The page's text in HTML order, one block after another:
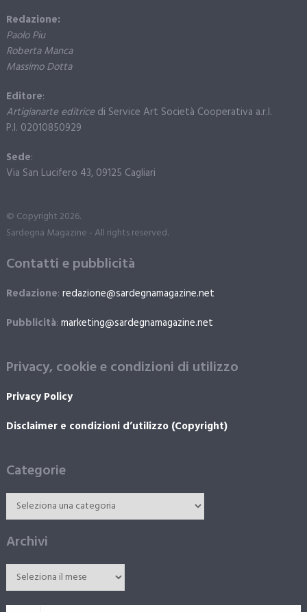
Redazione:
Paolo Piu
Roberta Manca
Massimo Dotta
Editore:
Artigianarte editricedi Service Art Società Cooperativa a.r.l.
P.I. 02010850929
Sede:
Via San Lucifero 43, 09125 Cagliari
© Copyright 2026.
Sardegna Magazine - All rights reserved.
Contatti e pubblicità
Redazione: redazione@sardegnamagazine.net
Pubblicità: marketing@sardegnamagazine.net
Privacy, cookie e condizioni di utilizzo
Privacy Policy
Disclaimer e condizioni d’utilizzo (Copyright)
Categorie
Archivi